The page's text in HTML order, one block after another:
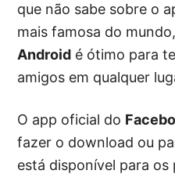
que não sabe sobre o
mais famosa do
Android é ótimo para
amigos em qualquer
O app oficial do
fazer o download ou
está disponível para